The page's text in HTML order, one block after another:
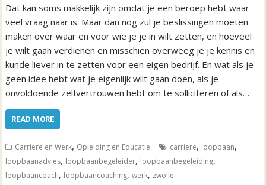
Dat kan soms makkelijk zijn omdat je een beroep hebt waar
veel vraag naar is. Maar dan nog zul je beslissingen moeten
maken over waar en voor wie je je in wilt zetten, en hoeveel
je wilt gaan verdienen en misschien overweeg je je kennis en
kunde liever in te zetten voor een eigen bedrijf. En wat als je
geen idee hebt wat je eigenlijk wilt gaan doen, als je
onvoldoende zelfvertrouwen hebt om te solliciteren of als…
READ MORE
Carriere en Werk, Opleiding en Educatie carriere, loopbaan,
loopbaanadvies, loopbaanbegeleider, loopbaanbegeleiding,
loopbaancoach, loopbaancoaching,werk, zwolle